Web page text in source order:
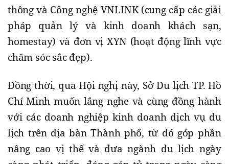
thông và Công nghệ VNLINK (cung cấp các giải
pháp quản lý và kinh doanh khách sạn,
homestay) và đơn vị XYN (hoạt động lĩnh vực
chăm sóc sắc đẹp).
Đồng thời, qua Hội nghị này, Sở Du lịch TP. Hồ
Chí Minh muốn lắng nghe và cùng đồng hành
với các doanh nghiệp kinh doanh dịch vụ du
lịch trên địa bàn Thành phố, từ đó góp phần
nâng cao vị thế và đưa ngành du lịch ngày